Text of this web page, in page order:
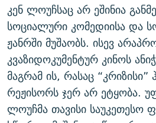
კენ ლოუჩსაც არ ეშინია
სოციალური კომედიისა და
ჟანრში მუშაობს. ისევ
კვაზიდოკუმენტურ კინოს
მაგრამ ის, რასაც
რეჟისორს ჯერ არ ეტყობა.
ლოუჩმა თავისი საუკეთესო